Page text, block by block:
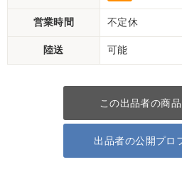
営業時間 不定休
陸送 可能
この出品者の商
出品者の公開プロ